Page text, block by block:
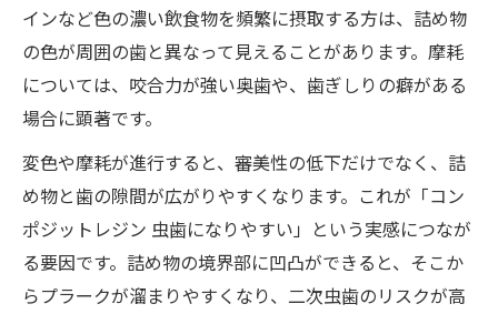
インなど色の濃い飲食物を頻繁に摂取する方は、詰め物
の色が周囲の歯と異なって見えることがあります。摩耗
については、咬合力が強い奥歯や、歯ぎしりの癖がある
場合に顕著です。
変色や摩耗が進行すると、審美性の低下だけでなく、詰
め物と歯の隙間が広がりやすくなります。これが「コン
ポジットレジン 虫歯になりやすい」という実感につなが
る要因です。詰め物の境界部に凹凸ができると、そこか
らプラークが溜まりやすくなり、二次虫歯のリスクが高